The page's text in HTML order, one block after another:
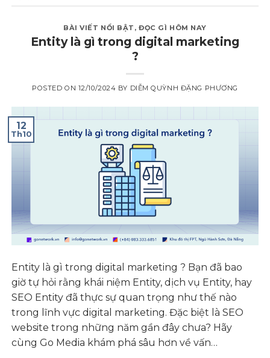
BÀI VIẾT NỔI BẬT ,ĐỌC GÌ HÔM NAY
Entity là gì trong digital marketing
?
POSTED ON 12/10/2024 BY DIỄM QUỲNH ĐẶNG PHƯƠNG
12
Th10
Entity là gì trong digital marketing ? Bạn đã bao
giờ tự hỏi rằng khái niệm Entity, dịch vụ Entity, hay
SEO Entity đã thực sự quan trọng như thế nào
trong lĩnh vực digital marketing. Đặc biệt là SEO
website trong những năm gần đây chưa? Hãy
cùng Go Media khám phá sâu hơn về vấn…